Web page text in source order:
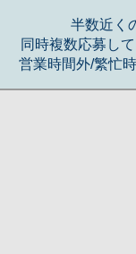
半数近く
同時複数応募し
営業時間外/繁忙